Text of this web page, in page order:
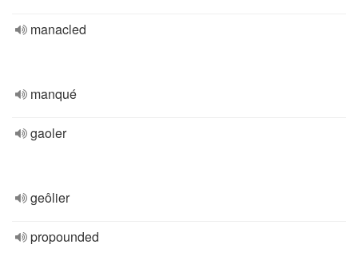
manacled
manqué
gaoler
geôlier
propounded